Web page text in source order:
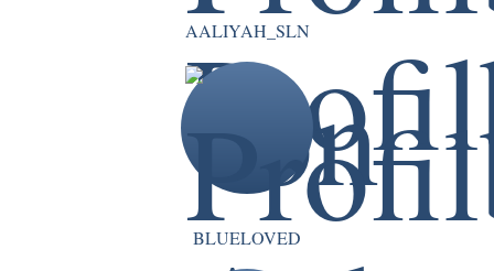
AALIYAH_SLN
BLUELOVED